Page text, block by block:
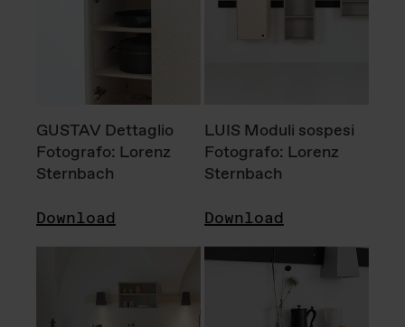
GUSTAV Dettaglio
Fotografo: Lorenz
Sternbach
Download
LUIS Moduli sospesi
Fotografo: Lorenz
Sternbach
Download